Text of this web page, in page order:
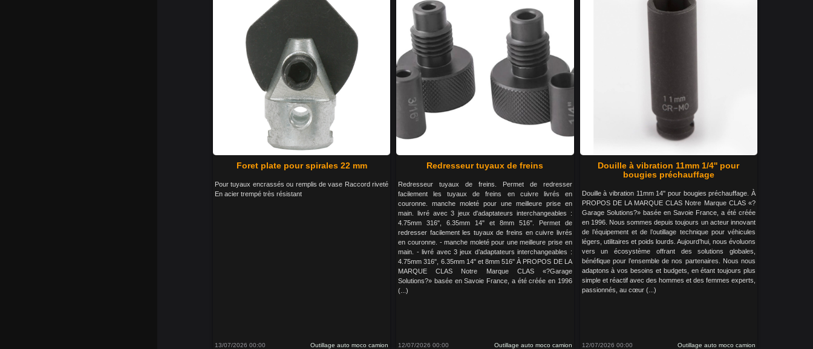
Foret plate pour spirales 22 mm
Pour tuyaux encrassés ou remplis de vase Raccord riveté
En acier trempé très résistant
13/07/2026 00:00 Outillage auto moco camion
Redresseur tuyaux de freins
Redresseur tuyaux de freins. Permet de redresser
facilement les tuyaux de freins en cuivre livrés en
couronne. manche moleté pour une meilleure prise en
main. livré avec 3 jeux d'adaptateurs interchangeables :
4.75mm 316", 6.35mm 14" et 8mm 516". Permet de
redresser facilement les tuyaux de freins en cuivre livrés
en couronne. - manche moleté pour une meilleure prise en
main. - livré avec 3 jeux d’adaptateurs interchangeables :
4.75mm 316", 6.35mm 14" et 8mm 516" À PROPOS DE LA
MARQUE CLAS Notre Marque CLAS «?Garage
Solutions?» basée en Savoie France, a été créée en 1996
(...)
12/07/2026 00:00 Outillage auto moco camion
Douille à vibration 11mm 1/4'' pour
bougies préchauffage
Douille à vibration 11mm 14'' pour bougies préchauffage. À
PROPOS DE LA MARQUE CLAS Notre Marque CLAS «?
Garage Solutions?» basée en Savoie France, a été créée
en 1996. Nous sommes depuis toujours un acteur innovant
de l’équipement et de l’outillage technique pour véhicules
légers, utilitaires et poids lourds. Aujourd’hui, nous évoluons
vers un écosystème offrant des solutions globales,
bénéfique pour l’ensemble de nos partenaires. Nous nous
adaptons à vos besoins et budgets, en étant toujours plus
simple et réactif avec des hommes et des femmes experts,
passionnés, au cœur (...)
12/07/2026 00:00 Outillage auto moco camion